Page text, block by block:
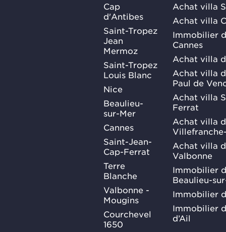
Cap
d'Antibes
Saint-Tropez
Jean
Mermoz
Saint-Tropez
Louis Blanc
Nice
Beaulieu-
sur-Mer
Cannes
Saint-Jean-
Cap-Ferrat
Terre
Blanche
Valbonne -
Mougins
Courchevel
1650
Achat villa
Achat villa
Immobilier
Cannes
Achat villa
Achat villa
Paul de
Achat villa
Ferrat
Achat villa
Achat villa
Valbonne
Immobilier
Beaulieu-
Immobilier
Immobilier
d’Ail